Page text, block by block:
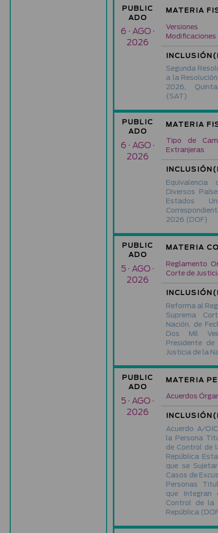
PUBLIC
ADO
MATERIA
6 · AGO ·
2026
Modificaciones
Segunda
a la
2026,
(SAT)
PUBLIC
ADO
MATERIA
6 · AGO ·
2026
Tipo de
Extranjeras
Diversos
Estados
2026 (DOF)
PUBLIC
ADO
MATERIA
5 · AGO ·
2026
Reglamento
Corte de
Reforma al
Suprema
Nación, de
Dos Mil
Presidente
Justicia de la
PUBLIC
ADO
MATERIA
5 · AGO ·
2026
Acuerdos
Acuerdo A/
la Persona
de Control de
República
que se
Casos de
Personas
que Integran
Control de la
República